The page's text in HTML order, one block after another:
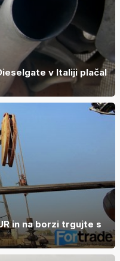
v Italiji plačal
in na borzi trgujte s